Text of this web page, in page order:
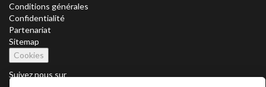
Conditions générales
Confidentialité
Partenariat
Sitemap
Cookies
Suivez nous sur